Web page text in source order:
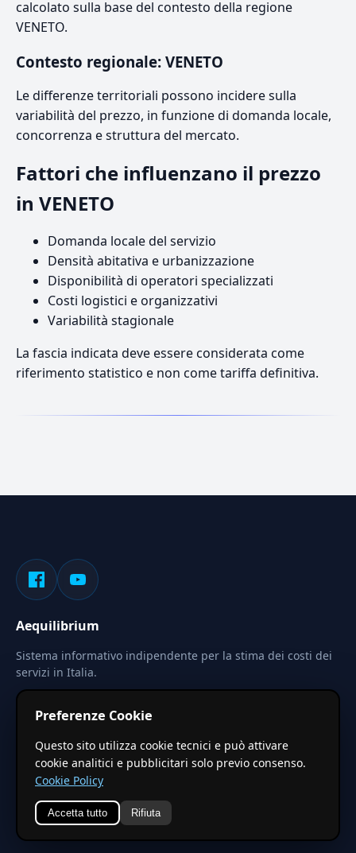
calcolato sulla base del contesto della regione
VENETO.
Contesto regionale: VENETO
Le differenze territoriali possono incidere sulla
variabilità del prezzo, in funzione di domanda locale,
concorrenza e struttura del mercato.
Fattori che influenzano il prezzo
in VENETO
Domanda locale del servizio
Densità abitativa e urbanizzazione
Disponibilità di operatori specializzati
Costi logistici e organizzativi
Variabilità stagionale
La fascia indicata deve essere considerata come
riferimento statistico e non come tariffa definitiva.
Aequilibrium
Sistema informativo indipendente per la stima dei costi dei
servizi in Italia.
Le stime pubblicate sono calcolate tramite coefficienti
territoriali regionali applicati a valori base nazionali. Non
costituiscono preventivo ufficiale.
© 2026 Aequilibrium — Un progetto di vxd.mobi
Preferenze Cookie
Questo sito utilizza cookie tecnici e può attivare
cookie analitici e pubblicitari solo previo consenso.
Cookie Policy
Accetta tutto Rifiuta